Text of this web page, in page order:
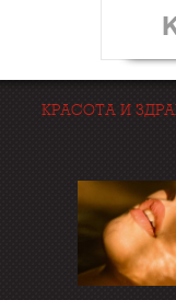
КРАСОТА И